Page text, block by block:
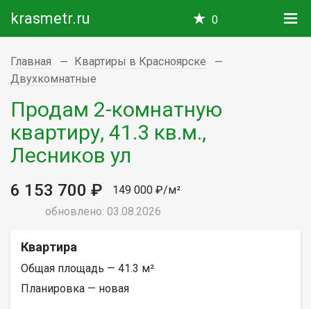
krasmetr.ru 0
Главная
Квартиры в Красноярске
Двухкомнатные
Продам 2-комнатную
квартиру, 41.3 кв.м.,
Лесников ул
6 153 700 ₽
149 000 ₽/м²
обновлено: 03.08.2026
Квартира
Общая площадь — 41.3 м²
Планировка — новая